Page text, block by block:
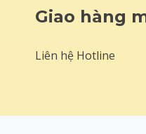
Giao hàng
Liên hệ Hotline